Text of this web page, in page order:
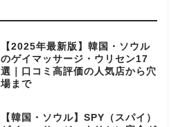
【2025年最新版】韓国・ソウル
のゲイマッサージ・ウリセン17
選｜口コミ高評価の人気店から穴
場まで
【韓国・ソウル】SPY（スパイ）